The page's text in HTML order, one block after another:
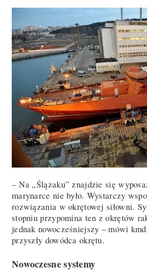
– Na „Ślązaku” znajdzie się
marynarce nie było. Wystarczy
rozwiązania w okrętowej siłowni.
stopniu przypomina ten z okrętów
jednak nowocześniejszy – mówi
przyszły dowódca okrętu.
Nowoczesne systemy